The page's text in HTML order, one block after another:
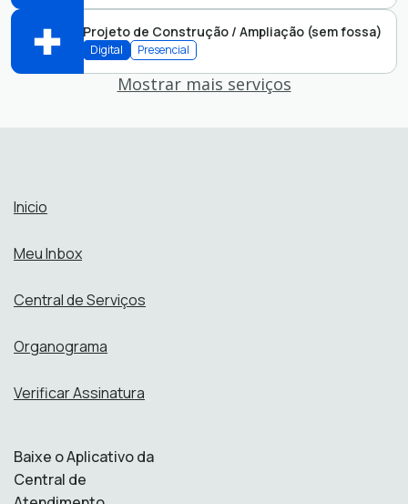
Abrir online > Via protocolo 1Doc
Projeto de Construção / Ampliação (sem fossa)
Digital Presencial
Mostrar mais serviços
Inicio
Meu Inbox
Central de Serviços
Organograma
Verificar Assinatura
Baixe o Aplicativo da
Central de